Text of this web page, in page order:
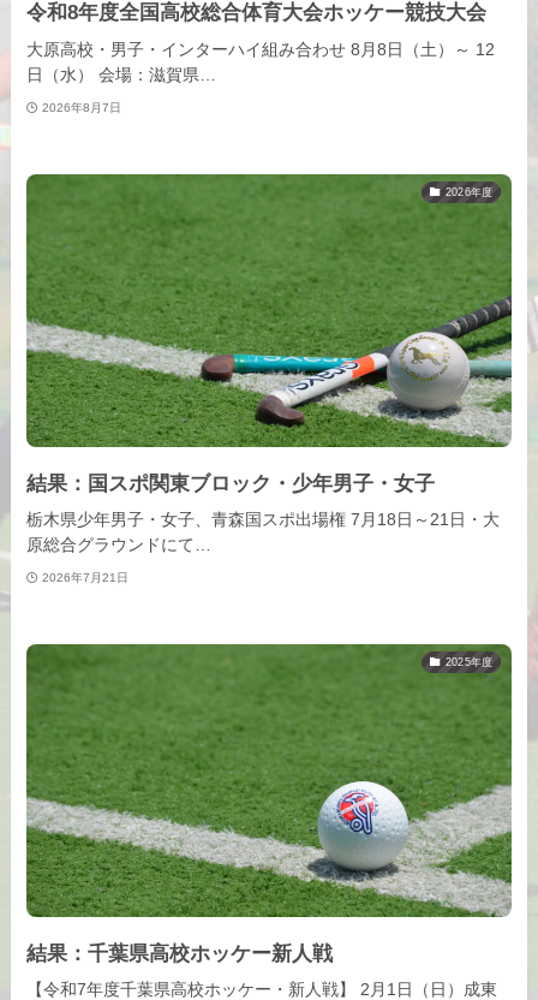
令和8年度全国高校総合体育大会ホッケー競技大会
大原高校・男子・インターハイ組み合わせ 8月8日（土）～ 12
日（水） 会場：滋賀県…
2026年8月7日
2026年度
結果：国スポ関東ブロック・少年男子・女子
栃木県少年男子・女子、青森国スポ出場権 7月18日～21日・大
原総合グラウンドにて…
2026年7月21日
2025年度
結果：千葉県高校ホッケー新人戦
【令和7年度千葉県高校ホッケー・新人戦】 2月1日（日）成東